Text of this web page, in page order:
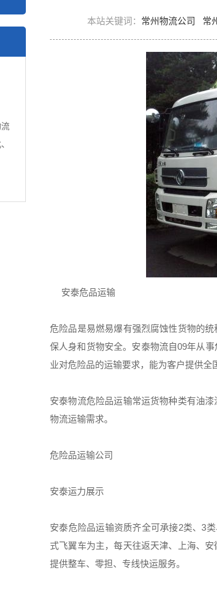
本站关键词： 常州物流公司 常
安泰危品运输
危险品是易燃易爆有强烈腐蚀性货物的
保人身和货物安全。安泰物流自09年从
业对危险品的运输要求，能为客户提供全
安泰物流危险品运输常运货物种类有油
物流运输需求。
危险品运输公司
安泰运力展示
安泰危险品运输资质齐全可承接2类、3
式飞翼车为主，每天往返天津、上海、
提供整车、零担、专线快运服务。